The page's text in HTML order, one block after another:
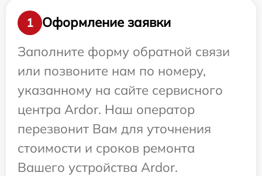
1
Оформление заявки
Заполните форму обратной связи
или позвоните нам по номеру,
указанному на сайте сервисного
центра Ardor. Наш оператор
перезвонит Вам для уточнения
стоимости и сроков ремонта
Вашего устройства Ardor.